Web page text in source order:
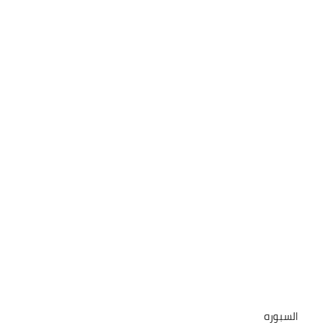
السبوره